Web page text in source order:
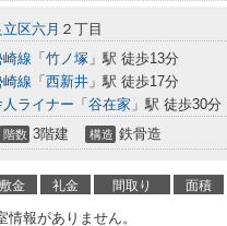
立区六月 ２丁目
線 「 竹ノ塚 」駅 徒歩13分
線 「 西新井 」駅 徒歩17分
人ライナー 「 谷在家 」駅 徒歩30分
階数 3階建 構造 鉄骨造
敷金 礼金 間取り 面積
情報がありません。